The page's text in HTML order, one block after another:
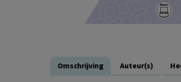
Omschrijving Auteur(s)